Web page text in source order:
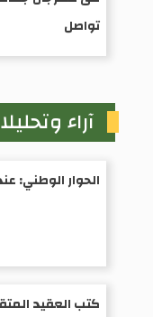
تواصل
آراء
الحوار الوطني:
كتب العقيد